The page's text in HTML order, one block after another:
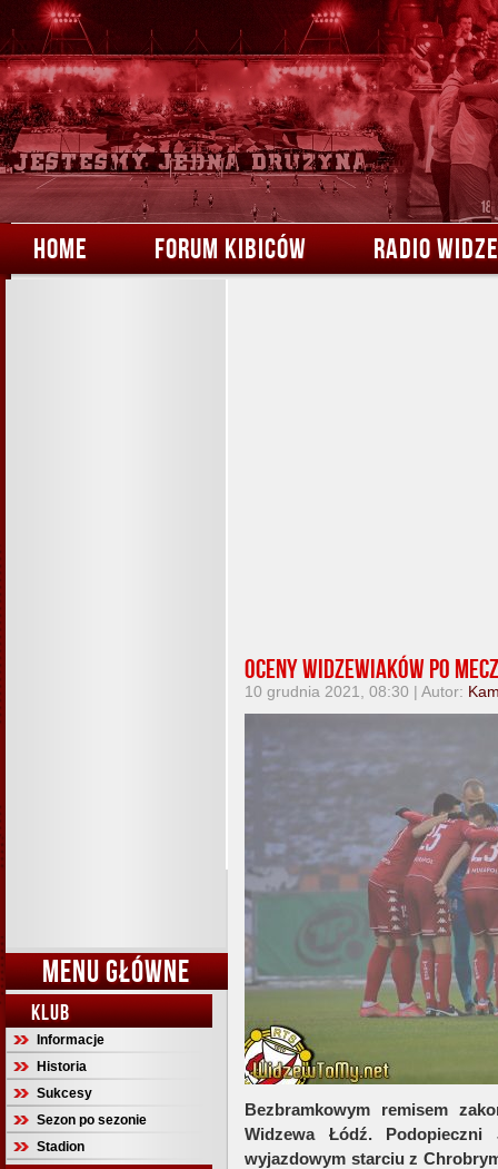
HOME FORUM KIBICÓW RADIO
MENU GŁÓWNE
KLUB
Informacje
Historia
Sukcesy
Sezon po sezonie
Stadion
Oceny widzewiaków po
10 grudnia 2021, 08:30 | Autor:
Bezbramkowym remisem
Widzewa Łódź. Podopieczni
wyjazdowym starciu z